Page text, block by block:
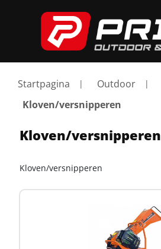
Startpagina
Outdoor
Kloven/versnipperen
Kloven/versnipperen
Kloven/versnipperen